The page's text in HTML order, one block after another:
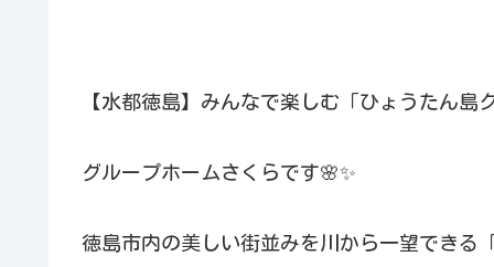
【水都徳島】みんなで楽しむ「ひょうたん島
グループホームさくらです🌸✨
徳島市内の美しい街並みを川から一望できる